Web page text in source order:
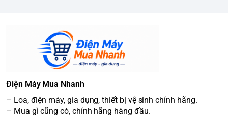
Điện Máy Mua Nhanh
– Loa, điện máy, gia dụng, thiết bị vệ sinh chính hãng.
– Mua gì cũng có, chính hãng hàng đầu.